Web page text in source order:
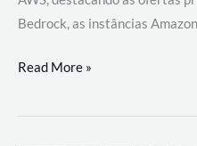
Bedrock, as instâncias
Utilizando
Soluções
Read More »